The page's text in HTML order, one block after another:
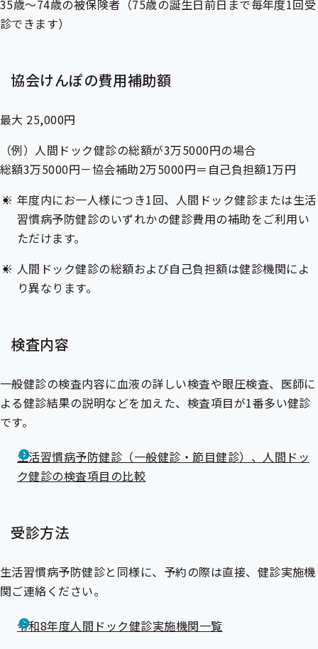
35歳～74歳の被保険者（75歳の誕生日前日まで毎年度1回受
診できます）
協会けんぽの費用補助額
最大 25,000円
（例）人間ドック健診の総額が3万5000円の場合
総額3万5000円－協会補助2万5000円＝自己負担額1万円
年度内にお一人様につき1回、人間ドック健診または生活
習慣病予防健診のいずれかの健診費用の補助をご利用い
ただけます。
人間ドック健診の総額および自己負担額は健診機関によ
り異なります。
検査内容
一般健診の検査内容に血液の詳しい検査や眼圧検査、医師に
よる健診結果の説明などを加えた、検査項目が1番多い健診
です。
生活習慣病予防健診（一般健診・節目健診）、人間ドッ
ク健診の検査項目の比較
受診方法
生活習慣病予防健診と同様に、予約の際は直接、健診実施機
関ご連絡ください。
令和8年度人間ドック健診実施機関一覧